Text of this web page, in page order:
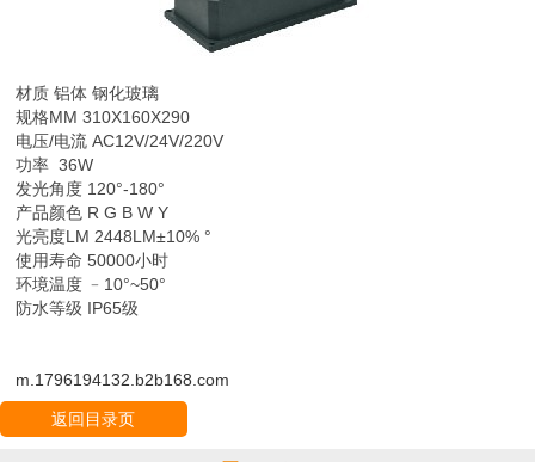
材质 铝体 钢化玻璃
规格MM 310X160X290
电压/电流 AC12V/24V/220V
功率 36W
发光角度 120°-180°
产品颜色 R G B W Y
光亮度LM 2448LM±10% °
使用寿命 50000小时
环境温度 ﹣10°~50°
防水等级 IP65级
m.1796194132.b2b168.com
返回目录页